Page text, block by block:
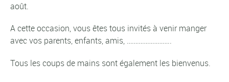
août.
A cette occasion, vous êtes tous invités à venir manger
avec vos parents, enfants, amis, ……………………..
Tous les coups de mains sont également les bienvenus.